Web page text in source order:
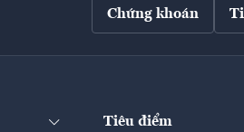
Chứng khoán
Tiêu điểm